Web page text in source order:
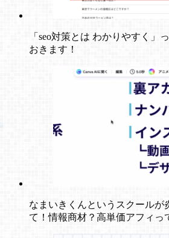
「seo対策とは わかりやすく」
おきます！
なまいきくんというスクールが
て！情報商材？高単価アフィっ